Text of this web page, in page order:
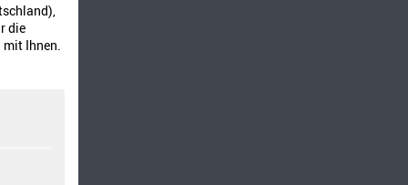
ähnlich
die
mit Ihnen.